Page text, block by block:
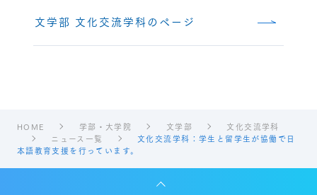
文学部 文化交流学科のページ
HOME 学部・大学院 文学部
文化交流学科
ニュース一覧
文化交流学科：学生と留学生が協働で日
本語教育支援を行っています。